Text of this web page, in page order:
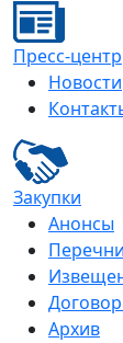
Пресс-центр
Новости
Закупки
Анонсы
Архив